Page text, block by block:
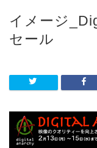
イメージ
セール